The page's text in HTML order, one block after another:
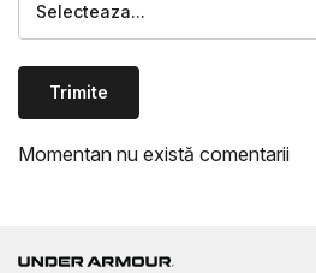
Selecteaza...
Trimite
Momentan nu există comentarii